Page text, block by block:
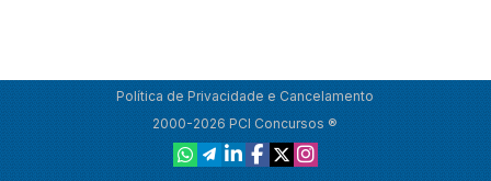
Política de Privacidade e Cancelamento
2000-2026 PCI Concursos ®